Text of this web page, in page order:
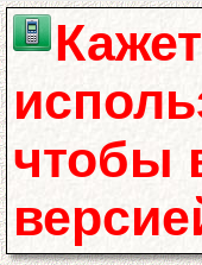
чтобы